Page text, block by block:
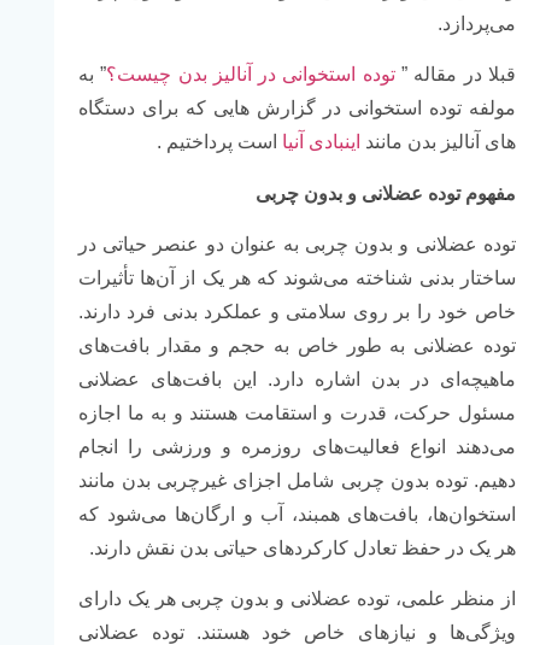
می‌پردازد.
قبلا در مقاله ”توده استخوانی در آنالیز بدن چیست؟” به
مولفه توده استخوانی در گزارش هایی که برای دستگاه
های آنالیز بدن مانند اینبادی آنیا است پرداختیم .
مفهوم توده عضلانی و بدون چربی
توده عضلانی و بدون چربی به عنوان دو عنصر حیاتی در
ساختار بدنی شناخته می‌شوند که هر یک از آن‌ها تأثیرات
خاص خود را بر روی سلامتی و عملکرد بدنی فرد دارند.
توده عضلانی به طور خاص به حجم و مقدار بافت‌های
ماهیچه‌ای در بدن اشاره دارد. این بافت‌های عضلانی
مسئول حرکت، قدرت و استقامت هستند و به ما اجازه
می‌دهند انواع فعالیت‌های روزمره و ورزشی را انجام
دهیم. توده بدون چربی شامل اجزای غیرچربی بدن مانند
استخوان‌ها، بافت‌های همبند، آب و ارگان‌ها می‌شود که
هر یک در حفظ تعادل کارکردهای حیاتی بدن نقش دارند.
از منظر علمی، توده عضلانی و بدون چربی هر یک دارای
ویژگی‌ها و نیازهای خاص خود هستند. توده عضلانی